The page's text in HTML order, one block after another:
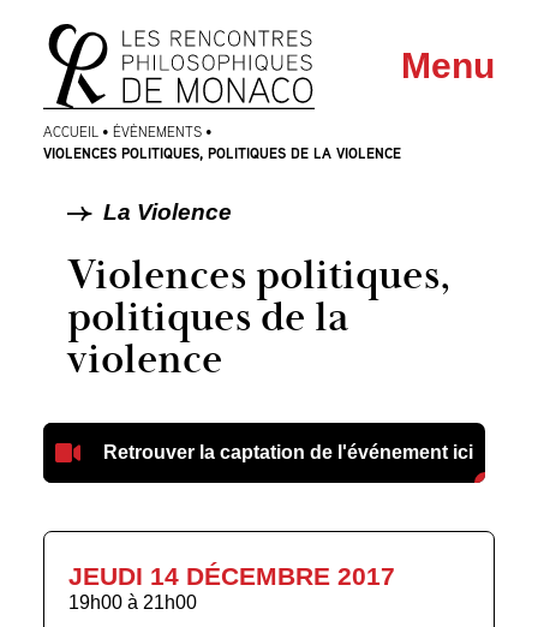
Aller
au
menu
Aller au
contenu
Menu
ACCUEIL • ÉVÈNEMENTS •
VIOLENCES POLITIQUES, POLITIQUES DE LA VIOLENCE
La Violence
Violences politiques,
politiques de la
violence
Retrouver la captation de l'événement ici
JEUDI 14 DÉCEMBRE 2017
19h00 à 21h00